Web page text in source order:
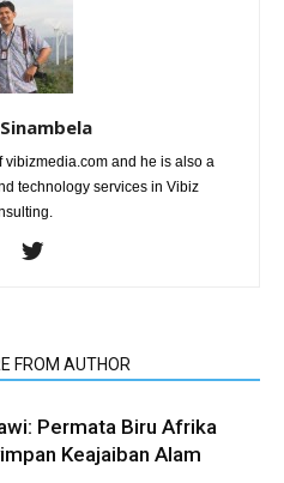
vibizmedia.com and he is also a
technology services in Vibiz
FROM AUTHOR
Permata Biru Afrika
Keajaiban Alam